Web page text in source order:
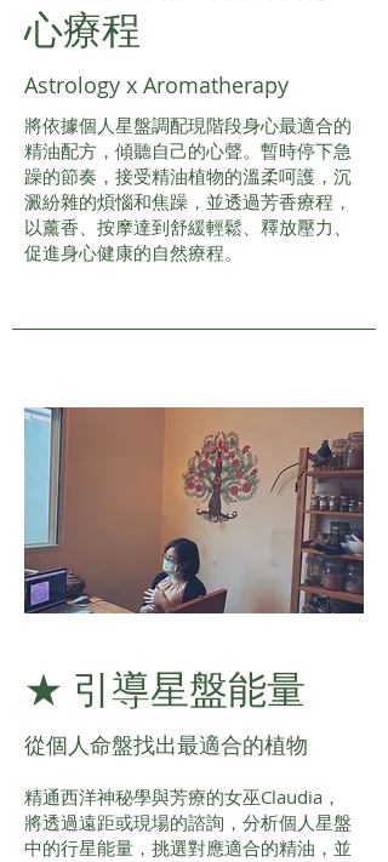
心療程
Astrology x Aromatherapy
將依據個人星盤調配現階段身心最適合的
精油配方，傾聽自己的心聲。暫時停下急
躁的節奏，接受精油植物的溫柔呵護，沉
澱紛雜的煩惱和焦躁，並透過芳香療程，
以薰香、按摩達到舒緩輕鬆、釋放壓力、
促進身心健康的自然療程。
★ 引導星盤能量
從個人命盤找出最適合的植物
精通西洋神秘學與芳療的女巫Claudia，
將透過遠距或現場的諮詢，分析個人星盤
中的行星能量，挑選對應適合的精油，並